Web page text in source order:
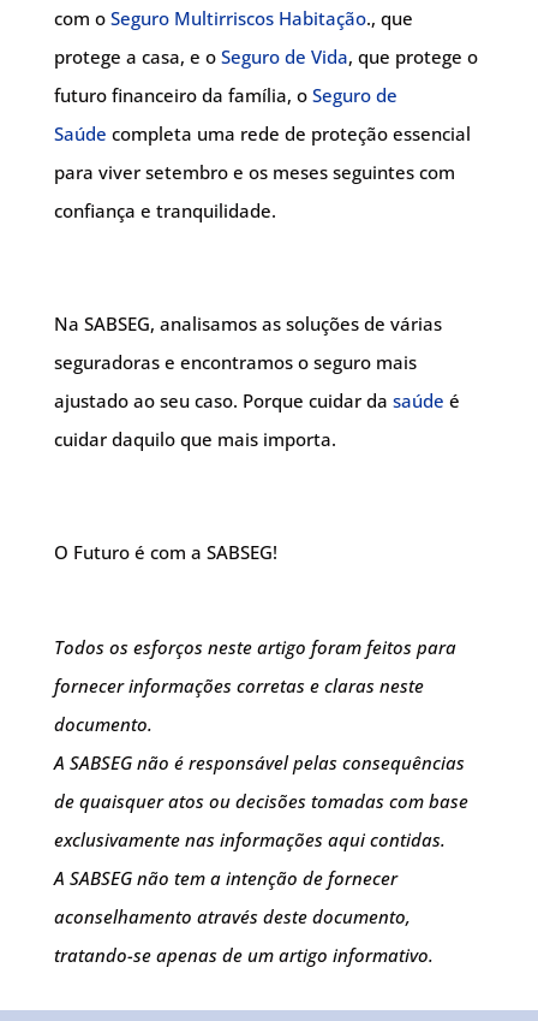
com o Seguro Multirriscos Habitação., que
protege a casa, e o Seguro de Vida, que protege o
futuro financeiro da família, o Seguro de
Saúde completa uma rede de proteção essencial
para viver setembro e os meses seguintes com
confiança e tranquilidade.
Na SABSEG, analisamos as soluções de várias
seguradoras e encontramos o seguro mais
ajustado ao seu caso. Porque cuidar da saúde é
cuidar daquilo que mais importa.
O Futuro é com a SABSEG!
Todos os esforços neste artigo foram feitos para
fornecer informações corretas e claras neste
documento.
A SABSEG não é responsável pelas consequências
de quaisquer atos ou decisões tomadas com base
exclusivamente nas informações aqui contidas.
A SABSEG não tem a intenção de fornecer
aconselhamento através deste documento,
tratando-se apenas de um artigo informativo.